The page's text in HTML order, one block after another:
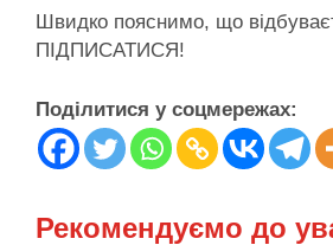
Швидко пояснимо, що
ПІДПИСАТИСЯ!
Поділитися у соцмережах:
Рекомендуємо до